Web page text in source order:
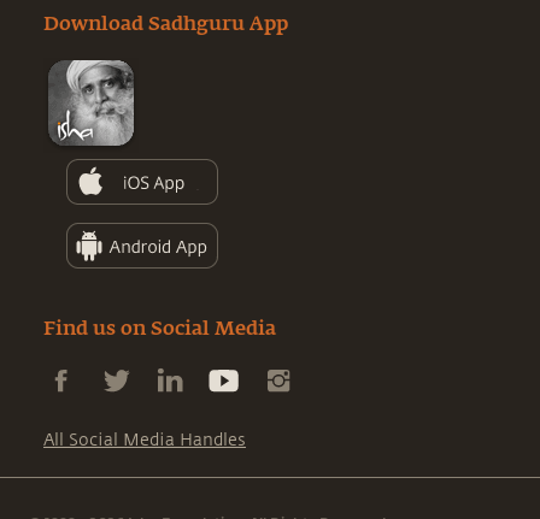
Download Sadhguru App
Find us on Social Media
All Social Media Handles